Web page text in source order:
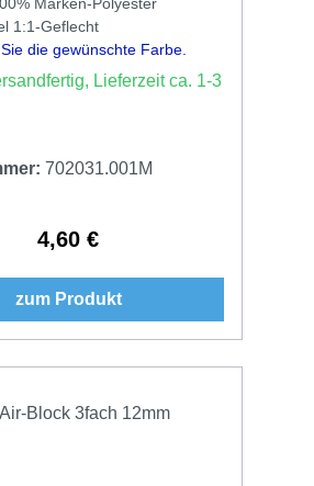
1:1-Geflecht
die gewünschte Farbe.
Lieferzeit ca. 1-3
702031.001M
Regulärer Preis:
4,60 €
zum Produkt